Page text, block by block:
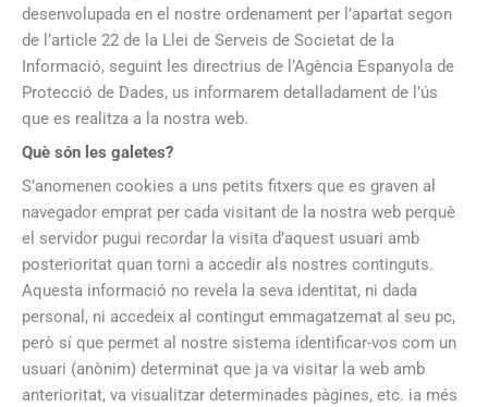
desenvolupada en el nostre ordenament per l’apartat segon
de l’article 22 de la Llei de Serveis de Societat de la
Informació, seguint les directrius de l’Agència Espanyola de
Protecció de Dades, us informarem detalladament de l’ús
que es realitza a la nostra web.
Què són les galetes?
S’anomenen cookies a uns petits fitxers que es graven al
navegador emprat per cada visitant de la nostra web perquè
el servidor pugui recordar la visita d’aquest usuari amb
posterioritat quan torni a accedir als nostres continguts.
Aquesta informació no revela la seva identitat, ni dada
personal, ni accedeix al contingut emmagatzemat al seu pc,
però sí que permet al nostre sistema identificar-vos com un
usuari (anònim) determinat que ja va visitar la web amb
anterioritat, va visualitzar determinades pàgines, etc. ia més